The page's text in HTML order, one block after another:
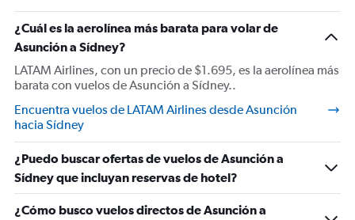
¿Cuál es la aerolínea más barata para volar de
Asunción a Sídney?
LATAM Airlines, con un precio de $1.695, es la aerolínea más
barata con vuelos de Asunción a Sídney..
Encuentra vuelos de LATAM Airlines desde Asunción
hacia Sídney
¿Puedo buscar ofertas de vuelos de Asunción a
Sídney que incluyan reservas de hotel?
¿Cómo busco vuelos directos de Asunción a